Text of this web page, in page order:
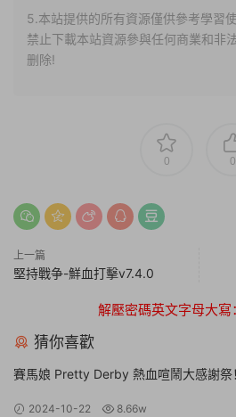
5.本站提供的所有資源僅供參考學習
禁止下載本站資源參與任何商業和非
删除!
0 0
上一篇
堅持戰争-鮮血打擊v7.4.0
解壓密碼英文字母大寫
猜你喜歡
賽馬娘 Pretty Derby 熱血喧鬧大感謝
2024-10-22 8.66w